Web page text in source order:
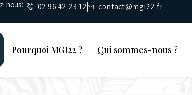
nous: 02 96 42 23 12 contact@mgi22.fr
Pourquoi MGI22 ? Qui sommes-nous ?